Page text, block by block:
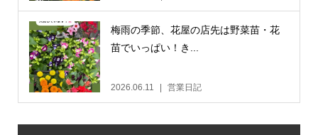
梅雨の季節、花屋の店先は野菜苗・花
苗でいっぱい！き...
2026.06.11 営業日記